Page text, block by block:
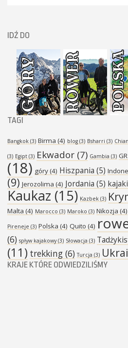
IDŹ DO
TAGI
Bangkok (3) Birma (4) blog (3) Bsharri (3)
(3) Egipt (3) Ekwador (7) Gambia (3)
(18) góry(4) Hiszpania (5)
(9) Jerozolima (4) Jordania (5) kajaki
Kaukaz (15) Kazbek (3)
Malta (4) Marocco (3) Maroko (3) Nikozja (4)
Pireneje (3) Polska (4) Quito (4)
(6) spływ kajakowy(3) Słowacja (3)
(11) trekking (6) Turcja (3)
KRAJE KTÓRE ODWIEDZILIŚMY